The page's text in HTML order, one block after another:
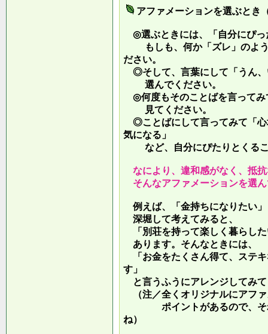
アファメーションを選ぶとき
◎選ぶときには、「自分にぴっ
もしも、何か「ズレ」のよう
ださい。
◎そして、言葉にして「うん、
選んでください。
◎何度もそのことばを言ってみ
見てください。
◎ことばにして言ってみて「心
気になる」
など、自分にぴたりとくるこ
なにより、違和感がなく、抵
そんなアファメーションを選
例えば、「金持ちになりたい
深堀して考えてみると、
「別荘を持って楽しく暮らし
あります。そんなときには、
「お金をたくさん得て、ステ
す」
と言うふうにアレンジしてみ
（注／全くオリジナルにアフ
ポイントがあるので、それ
ね）